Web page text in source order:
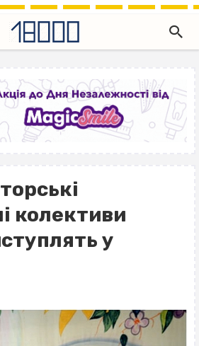
колективи
у